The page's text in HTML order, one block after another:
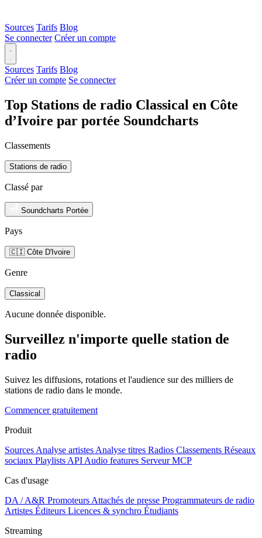
Sources Tarifs Blog
Se connecter Créer un compte
Sources Tarifs Blog
Créer un compte Se connecter
Top Stations de radio Classical en Côte
d’Ivoire par portée Soundcharts
Classements
Stations de radio
Classé par
Soundcharts Portée
Pays
🇨🇮 Côte D'Ivoire
Genre
Classical
Aucune donnée disponible.
Surveillez n'importe quelle station de
radio
Suivez les diffusions, rotations et l'audience sur des milliers de
stations de radio dans le monde.
Commencer gratuitement
Produit
Sources Analyse artistes Analyse titres Radios Classements Réseaux
sociaux Playlists API Audio features Serveur MCP
Cas d'usage
DA / A&R Promoteurs Attachés de presse Programmateurs de radio
Artistes Éditeurs Licences & synchro Étudiants
Streaming